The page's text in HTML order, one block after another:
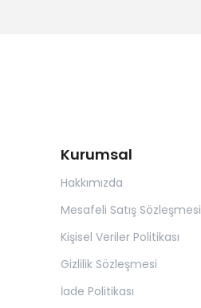
Kurumsal
Hakkımızda
Mesafeli Satış Sözleşmesi
Kişisel Veriler Politikası
Gizlilik Sözleşmesi
İade Politikası